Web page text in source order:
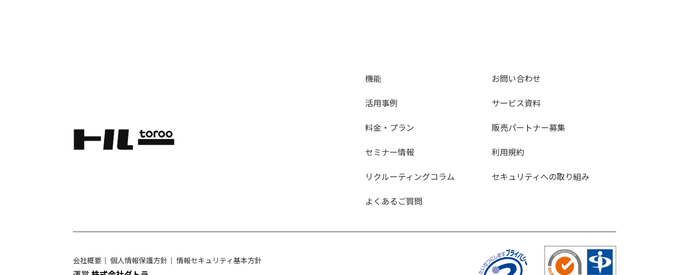
機能
活用事例
料金・プラン
セミナー情報
リクルーティングコラム
よくあるご質問
お問い合わせ
サービス資料
販売パートナー募集
利用規約
セキュリティへの取り組み
会社概要 ｜ 個人情報保護方針 ｜ 情報セキュリティ基本方針